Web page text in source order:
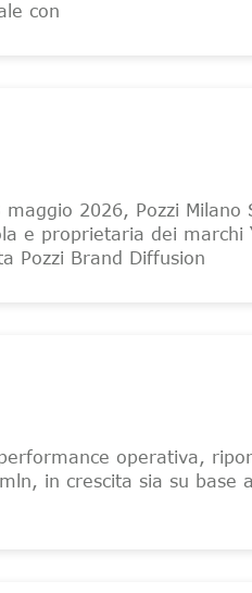
con
2026, Pozzi Milano
e proprietaria dei marchi
Pozzi Brand Diffusion
operativa,
in crescita sia su base